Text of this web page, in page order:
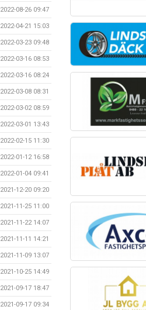
2022-08-26 09:47
2022-04-21 15:03
2022-03-23 09:48
2022-03-16 08:53
2022-03-16 08:24
2022-03-08 08:31
2022-03-02 08:59
2022-03-01 13:43
2022-02-15 11:30
2022-01-12 16:58
2022-01-04 09:41
2021-12-20 09:20
2021-11-25 11:00
2021-11-22 14:07
2021-11-11 14:21
2021-11-09 13:07
2021-10-25 14:49
2021-09-17 18:47
2021-09-17 09:34